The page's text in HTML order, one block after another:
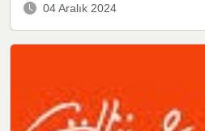
04 Aralık 2024